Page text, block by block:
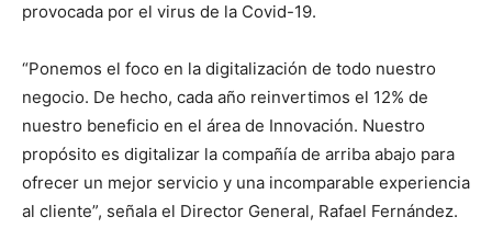
provocada por el virus de la Covid-19.
“Ponemos el foco en la digitalización de todo nuestro
negocio. De hecho, cada año reinvertimos el 12% de
nuestro beneficio en el área de Innovación. Nuestro
propósito es digitalizar la compañía de arriba abajo para
ofrecer un mejor servicio y una incomparable experiencia
al cliente”, señala el Director General, Rafael Fernández.